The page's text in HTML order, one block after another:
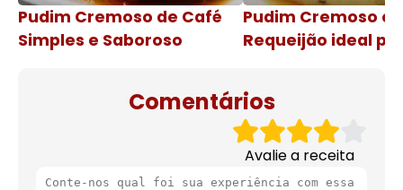
Pudim Cremoso de Café
Simples e Saboroso
Pudim Cremoso
Requeijão ideal
Comentários
Avalie a receita